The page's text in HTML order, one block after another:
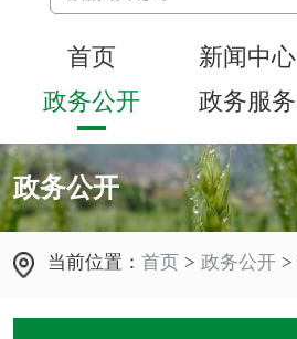
首页 新闻中心
政务公开
政务服务
政务公开
当前位置：首页 > 政务公开 >